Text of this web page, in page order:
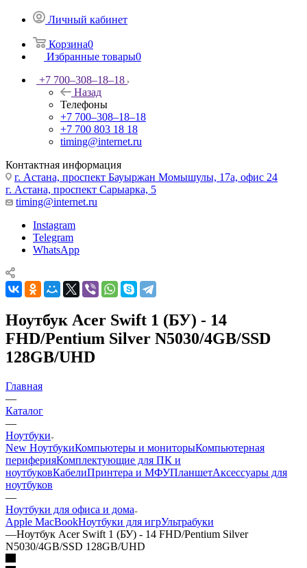
Личный кабинет
Корзина0
Избранные товары0
+7 700‒308‒18‒18
Назад
Телефоны
+7 700‒308‒18‒18
+7 700 803 18 18
timing@internet.ru
Контактная информация
г. Астана, проспект Бауыржан Момышулы, 17а, офис 24
г. Астана, проспект Сарыарка, 5
timing@internet.ru
Instagram
Telegram
WhatsApp
Ноутбук Acer Swift 1 (БУ) - 14
FHD/Pentium Silver N5030/4GB/SSD
128GB/UHD
Главная
—
Каталог
—
Ноутбуки
New НоутбукиКомпьютеры и мониторыКомпьютерная
периферияКомплектующие для ПК и
ноутбуковКабелиПринтера и МФУПланшетАксессуары для
ноутбуков
—
Ноутбуки для офиса и дома
Apple MacBookНоутбуки для игрУльтрабуки
—Ноутбук Acer Swift 1 (БУ) - 14 FHD/Pentium Silver
N5030/4GB/SSD 128GB/UHD